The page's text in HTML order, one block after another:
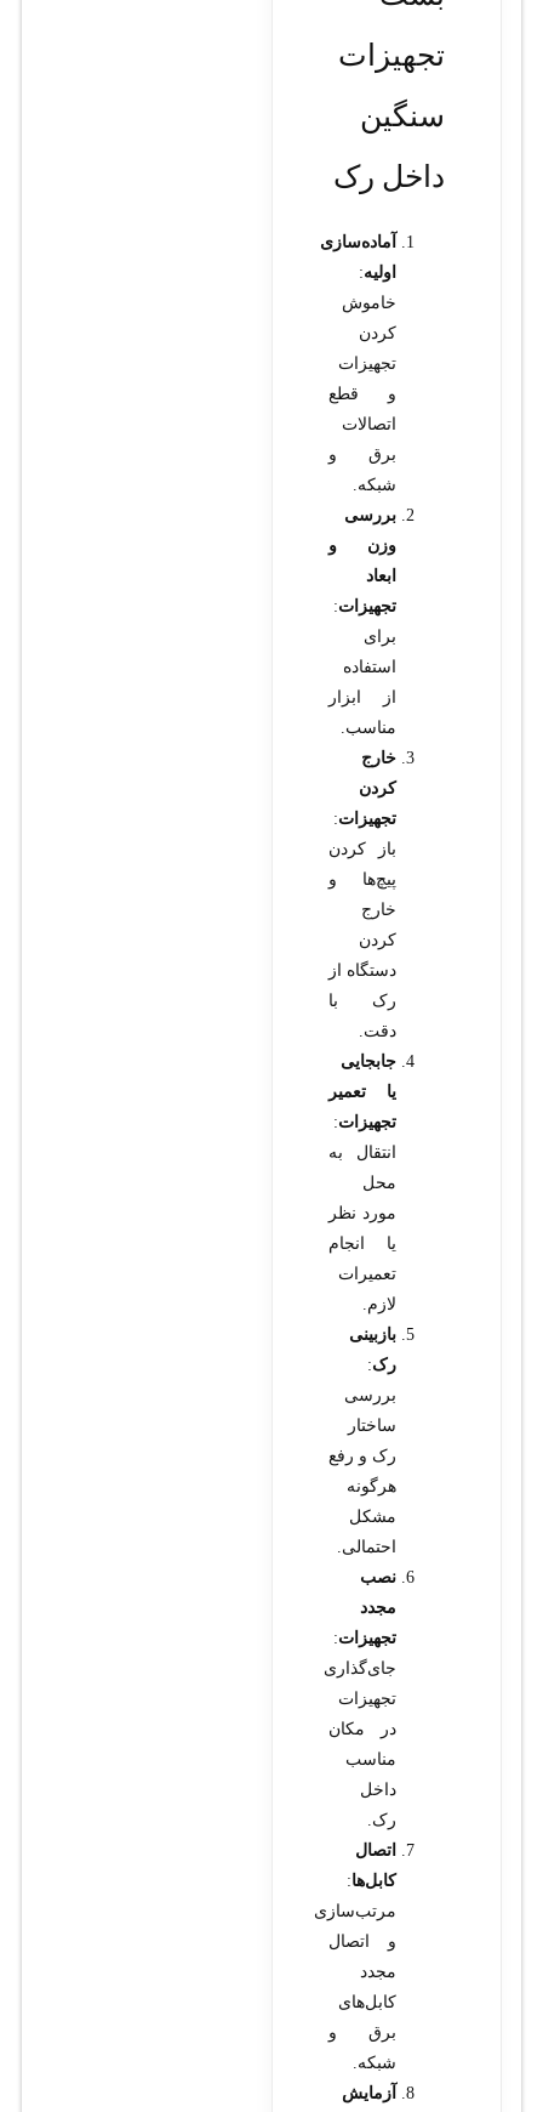
تجهیزات
سنگین
داخل رک
آماده‌سازی
اولیه:
خاموش
کردن
تجهیزات
و قطع
اتصالات
برق و
شبکه.
بررسی
وزن و
ابعاد
تجهیزات:
برای
استفاده
از ابزار
مناسب.
خارج
کردن
تجهیزات:
باز کردن
پیچ‌ها و
خارج
کردن
دستگاه از
رک با
دقت.
جابجایی
یا تعمیر
تجهیزات:
انتقال به
محل
مورد نظر
یا انجام
تعمیرات
لازم.
بازبینی
رک:
بررسی
ساختار
رک و رفع
هرگونه
مشکل
احتمالی.
نصب
مجدد
تجهیزات:
جای‌گذاری
تجهیزات
در مکان
مناسب
داخل
رک.
اتصال
کابل‌ها:
مرتب‌سازی
و اتصال
مجدد
کابل‌های
برق و
شبکه.
آزمایش